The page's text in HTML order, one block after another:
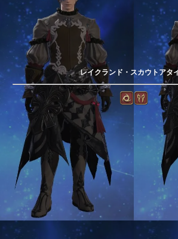
レイクランド・スカウトアタ